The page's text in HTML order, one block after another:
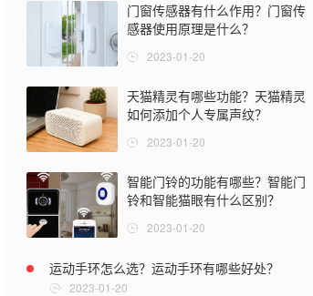
门窗传感器有什么作用？门窗传
感器使用原理是什么？
2023-01-20
天猫精灵有哪些功能？天猫精灵
如何添加个人专属声纹？
2023-01-20
智能门铃的功能有哪些？智能门
铃和智能猫眼有什么区别？
2023-01-20
运动手环怎么选？运动手环有哪些好处？
2023-01-20